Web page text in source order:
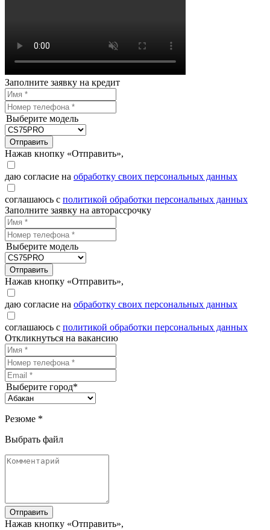
Заполните заявку на кредит
Выберите модель
Отправить
Нажав кнопку «Отправить»,
даю согласие на обработку своих персональных данных
соглашаюсь с политикой обработки персональных данных
Заполните заявку на авторассрочку
Выберите модель
Отправить
Нажав кнопку «Отправить»,
даю согласие на обработку своих персональных данных
соглашаюсь с политикой обработки персональных данных
Откликнуться на вакансию
Выберите город*
Резюме *
Выбрать файл
Отправить
Нажав кнопку «Отправить»,